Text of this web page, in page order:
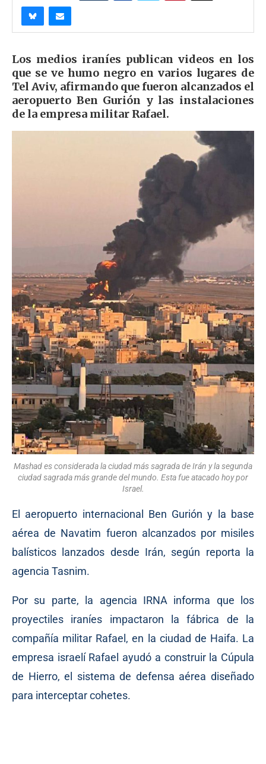
Los medios iraníes publican videos en los
que se ve humo negro en varios lugares de
Tel Aviv, afirmando que fueron alcanzados el
aeropuerto Ben Gurión y las instalaciones
de la empresa militar Rafael.
Mashad es considerada la ciudad más sagrada de Irán y la segunda
ciudad sagrada más grande del mundo. Esta fue atacado hoy por
Israel.
El aeropuerto internacional Ben Gurión y la base
aérea de Navatim fueron alcanzados por misiles
balísticos lanzados desde Irán, según reporta la
agencia Tasnim.
Por su parte, la agencia IRNA informa que los
proyectiles iraníes impactaron la fábrica de la
compañía militar Rafael, en la ciudad de Haifa. La
empresa israelí Rafael ayudó a construir la Cúpula
de Hierro, el sistema de defensa aérea diseñado
para interceptar cohetes.